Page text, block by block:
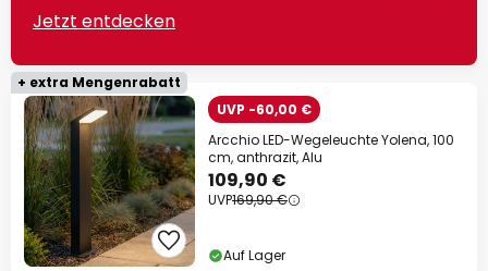
Jetzt entdecken
+ extra Mengenrabatt
UVP -60,00 €
Arcchio LED-Wegeleuchte Yolena, 100
cm, anthrazit, Alu
109,90 €
UVP169,90 €
Auf Lager